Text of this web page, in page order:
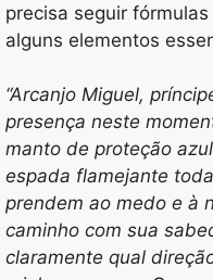
precisa seguir
alguns elementos
“Arcanjo Miguel,
presença neste
manto de proteção
espada flamejante
prendem ao medo e à
caminho com sua
claramente qual